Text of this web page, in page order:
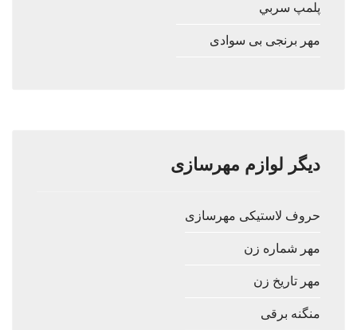
پلمپ سربي
مهر برنجی بی سوادی
دیگر لوازم مهرسازی
حروف لاستيكی مهرسازی
مهر شماره زن
مهر تاریخ زن
منگنه برقی